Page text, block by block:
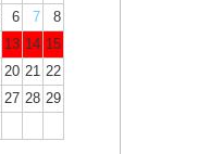
6 7
8
13 14 15
20 21 22
27 28 29